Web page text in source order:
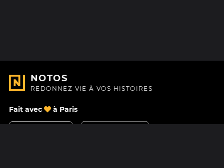
NOTOS
REDONNEZ VIE À VOS HISTOIRES
Fait avec à Paris